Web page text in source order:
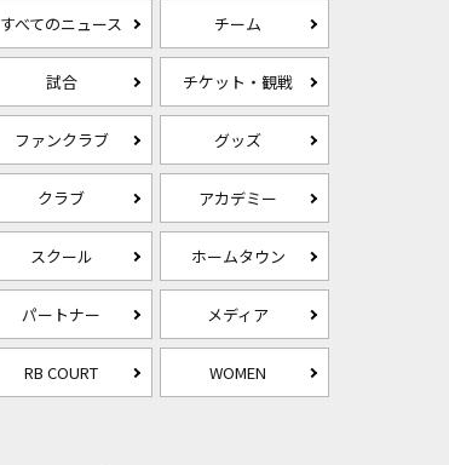
すべてのニュース チーム
試合 チケット・観戦
ファンクラブ グッズ
クラブ アカデミー
スクール ホームタウン
パートナー メディア
RB COURT WOMEN